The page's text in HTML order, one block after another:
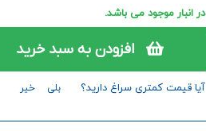
در انبار موجود می باشد.
افزودن به سبد خرید
آیا قیمت کمتری سراغ دارید؟ بلی خیر